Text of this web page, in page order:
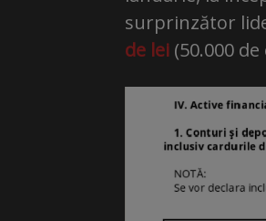
surprinzător
de lei (50.000